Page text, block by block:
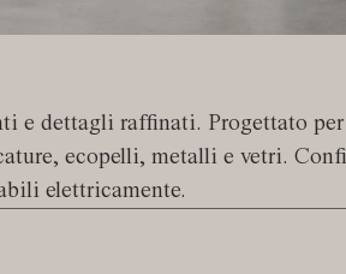
e dettagli raffinati. Progettato
ecopelli, metalli e vetri.
elettricamente.